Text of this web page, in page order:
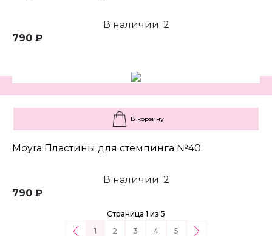
В наличии: 2
790 ₽
В корзину
Moyra Пластины для стемпинга №40
В наличии: 2
790 ₽
Страница 1 из 5
1
2 3 4 5